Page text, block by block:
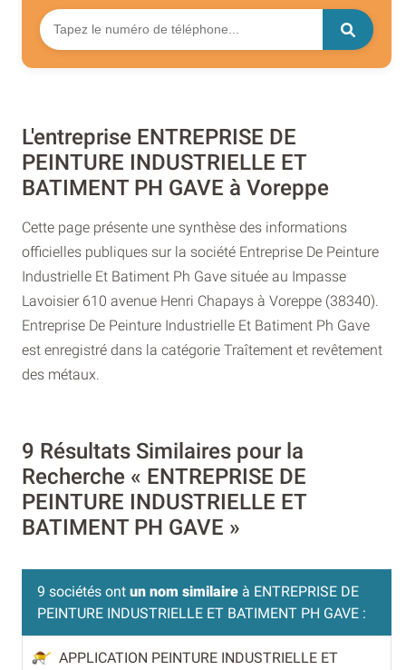
L'entreprise ENTREPRISE DE
PEINTURE INDUSTRIELLE ET
BATIMENT PH GAVE à Voreppe
Cette page présente une synthèse des informations
officielles publiques sur la société Entreprise De Peinture
Industrielle Et Batiment Ph Gave située au Impasse
Lavoisier 610 avenue Henri Chapays à Voreppe (38340).
Entreprise De Peinture Industrielle Et Batiment Ph Gave
est enregistré dans la catégorie Traîtement et revêtement
des métaux.
9 Résultats Similaires pour la
Recherche « ENTREPRISE DE
PEINTURE INDUSTRIELLE ET
BATIMENT PH GAVE »
9 sociétés ont un nom similaire à ENTREPRISE DE
PEINTURE INDUSTRIELLE ET BATIMENT PH GAVE :
APPLICATION PEINTURE INDUSTRIELLE ET